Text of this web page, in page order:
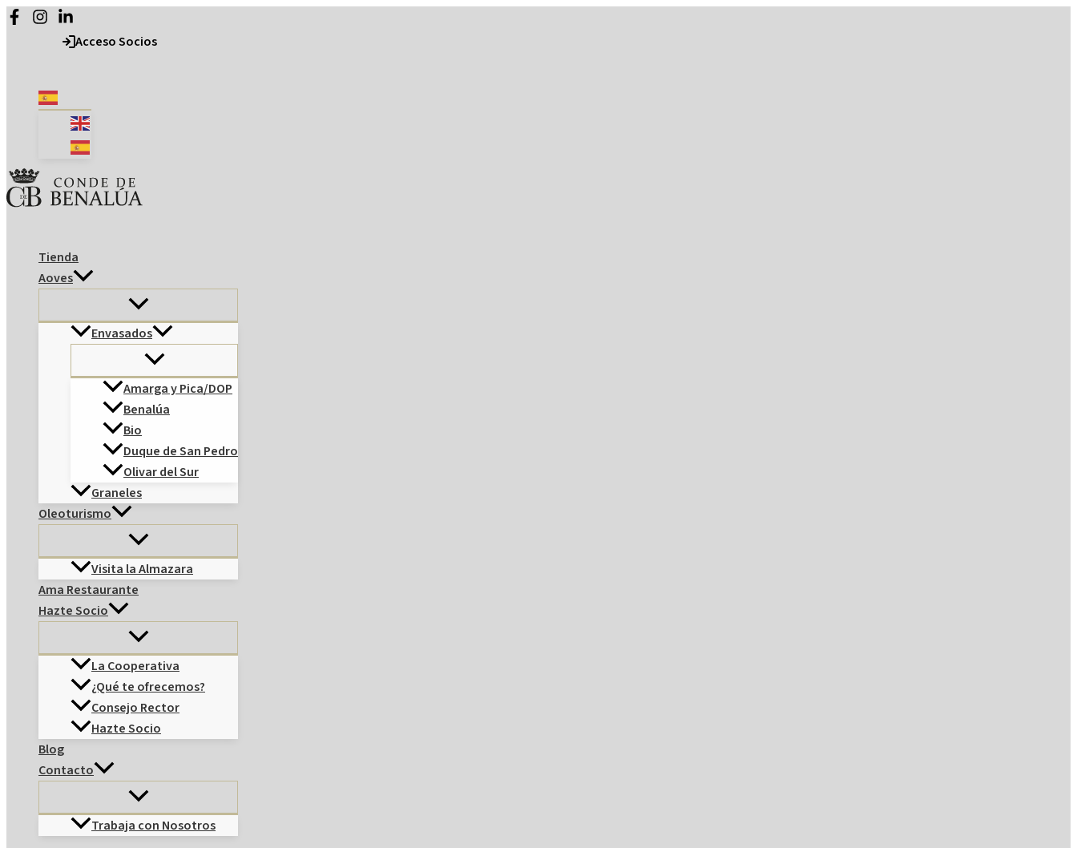
Ir
al
Acceso Socios
Tienda
Aoves
Envasados
Amarga y Pica/DOP
Benalúa
Bio
Duque de San Pedro
Olivar del Sur
Graneles
Oleoturismo
Visita la Almazara
Ama Restaurante
Hazte Socio
La Cooperativa
¿Qué te ofrecemos?
Consejo Rector
Hazte Socio
Blog
Contacto
Trabaja con Nosotros